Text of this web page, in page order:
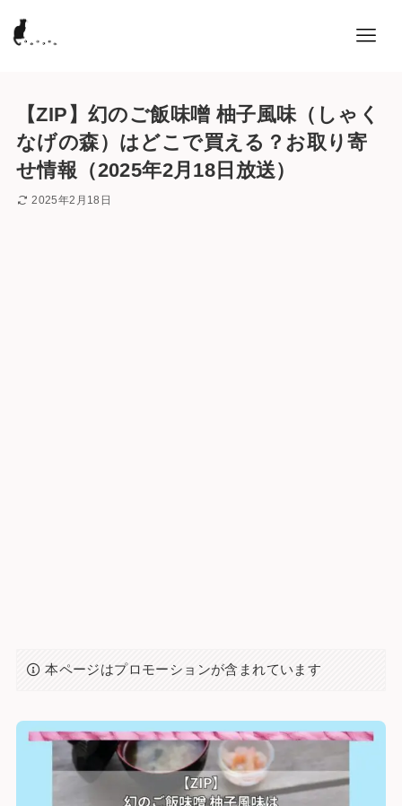
【ZIP】幻のご飯味噌 柚子風味（しゃく
なげの森）はどこで買える？お取り寄
せ情報（2025年2月18日放送）
2025年2月18日
本ページはプロモーションが含まれています